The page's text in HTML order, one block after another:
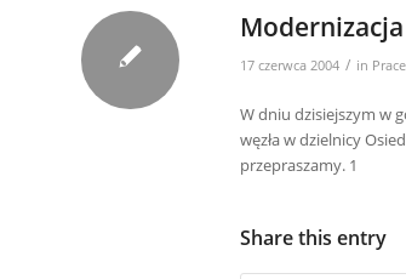
Modernizacja
17 czerwca 2004 / in
W dniu dzisiejszym w
węzła w dzielnicy
przepraszamy. 1
Share this entry